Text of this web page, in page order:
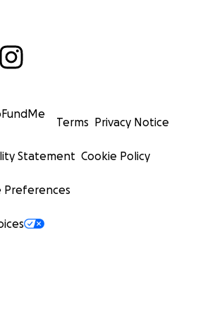
Terms Privacy Notice
Statement Cookie Policy
Preferences